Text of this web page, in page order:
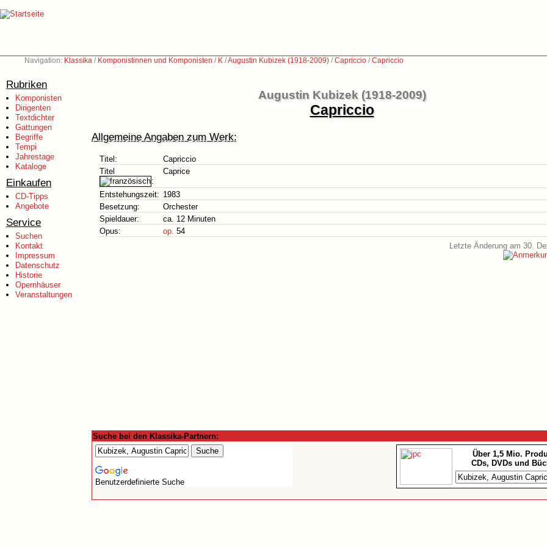
Navigation: Klassika / Komponistinnen und Komponisten / K /Augustin Kubizek (1918-2009) /Capriccio /Capriccio
Rubriken
Komponisten
Dirigenten
Textdichter
Gattungen
Begriffe
Tempi
Jahrestage
Kataloge
Einkaufen
CD-Tipps
Angebote
Service
Suchen
Kontakt
Impressum
Datenschutz
Historie
Opernhäuser
Veranstaltungen
Augustin Kubizek (1918-2009)
Capriccio
Allgemeine Angaben zum Werk:
Titel:
Capriccio
Titel
:
Caprice
Entstehungszeit: 1983
Besetzung:
Orchester
Spieldauer:
ca. 12 Minuten
Opus:
op. 54
Letzte Änderung am 30.
Suche bei den Klassika-Partnern:
Benutzerdefinierte Suche
Über 1,5 Mio.
CDs, DVDs und